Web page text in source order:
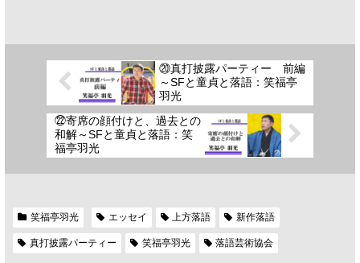
⑳真打披露パーティー 前編
～SFと童貞と落語：笑福亭
羽光
㉒寄席の顔付けと、過去との
和解～SFと童貞と落語：笑
福亭羽光
笑福亭羽光 エッセイ 上方落語 新作落語
真打披露パーティー 笑福亭羽光 落語芸術協会